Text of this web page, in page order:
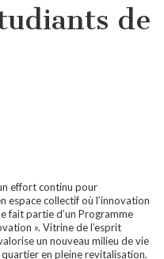
de
effort continu pour
espace collectif où l’innovation
fait partie d’un Programme
». Vitrine de l’esprit
un nouveau milieu de vie
en pleine revitalisation.